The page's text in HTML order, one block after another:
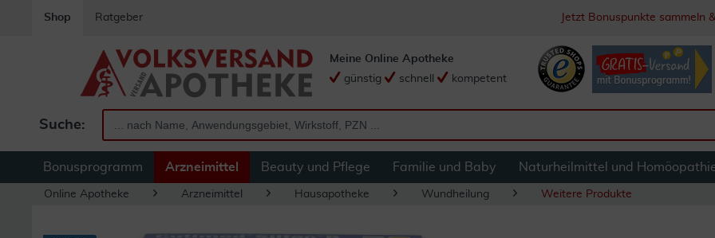
Shop Ratgeber Jetzt Bonuspunkte sammeln
Suche:
Meine Online Apotheke
günstig
schnell kompetent
Bonusprogramm Arzneimittel Beauty und Pflege Familie und Baby Naturheilmittel und
Online Apotheke Arzneimittel Hausapotheke Wundheilung Weitere Produkte